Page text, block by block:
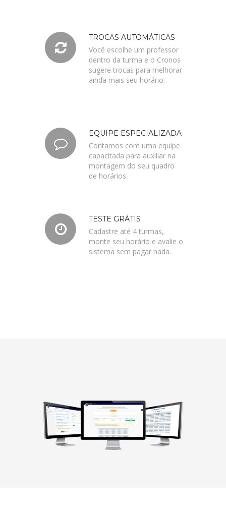
TROCAS AUTOMÁTICAS
Você escolhe um professor
dentro da turma e o Cronos
sugere trocas para melhorar
ainda mais seu horário.
EQUIPE ESPECIALIZADA
Contamos com uma equipe
capacitada para auxiliar na
montagem do seu quadro
de horários.
TESTE GRÁTIS
Cadastre até 4 turmas,
monte seu horário e avalie o
sistema sem pagar nada.